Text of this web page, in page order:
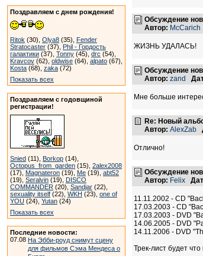
Поздравляем с днем рождения!
Ritok (30), Olya8 (35), Fender
Stratocaster (37), Phil - Гордость
галактики (37), Tonny (45), drc (54),
Kravcov (62), oldwise (64), alpato (67),
Kosta (68), zaka (72)
Показать всех
Поздравляем с годовщиной
регистрации!
Snied (11), Borkop (14),
Octopus_from_garden (15), 2alex2008
(17), Magnateron (19), Me (19), abt52
(19), Seralvin (19), DISCO
COMMANDER (20), Sandjar (22),
sexuality itself (22), WKH (23), one of
YOU (24), Yutan (24)
Показать всех
Последние новости:
07.08 На Эбби-роуд снимут сцену
для фильмов Сэма Мендеса о
Обсуждение
Автор: McCarich
ЖИЗНЬ УДАЛАСЬ!
Обсуждение
Автор: zand
Мне больше
Re: Новый
Автор: AlexZab
Отлично!
Обсуждение
Автор: Felix
11.11.2002 - CD
17.03.2003 - CD
17.03.2003 - DVD
14.06.2005 - DVD
14.11.2006 - DVD
Трек-лист будет